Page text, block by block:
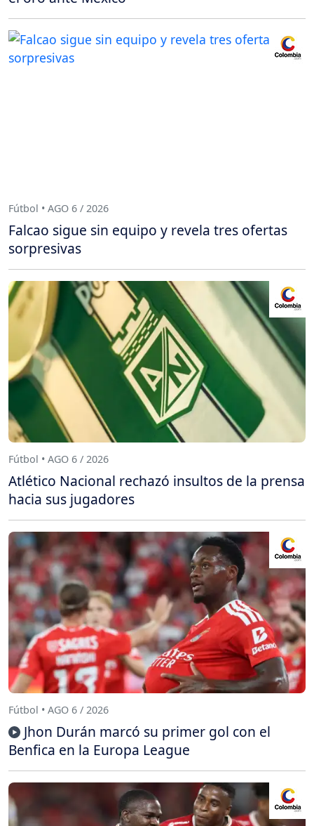
Fútbol • AGO 6 / 2026
Falcao sigue sin equipo y revela tres ofertas
sorpresivas
Fútbol • AGO 6 / 2026
Atlético Nacional rechazó insultos de la prensa
hacia sus jugadores
Fútbol • AGO 6 / 2026
Jhon Durán marcó su primer gol con el
Benfica en la Europa League